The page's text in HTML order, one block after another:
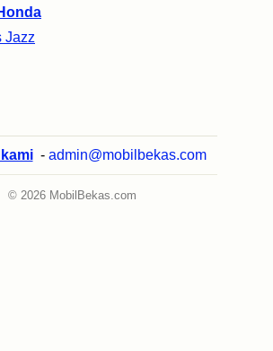
Jazz
- admin@mobilbekas.com
© 2026 MobilBekas.com